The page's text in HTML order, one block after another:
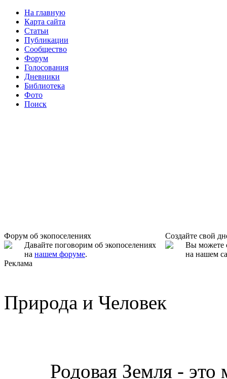
На главную
Карта сайта
Статьи
Публикации
Сообщество
Форум
Голосования
Дневники
Библиотека
Фото
Поиск
Форум об экопоселениях
Давайте поговорим об экопоселениях
на нашем форуме.
Создайте свой
Вы можете
на нашем
Реклама
Природа и Человек
Родовая Земля - это